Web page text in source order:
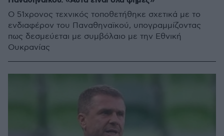
Ο 51χρονος τεχνικός τοποθετήθηκε σχετικά με το
ενδιαφέρον του Παναθηναϊκού, υπογραμμίζοντας
πως δεσμεύεται με συμβόλαιο με την Εθνική
Ουκρανίας